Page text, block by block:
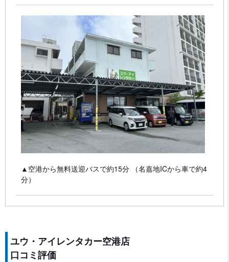
▲空港から無料送迎バスで約15分 （名嘉地ICから車で約4
分）
ユウ・アイレンタカー空港店
口コミ評価